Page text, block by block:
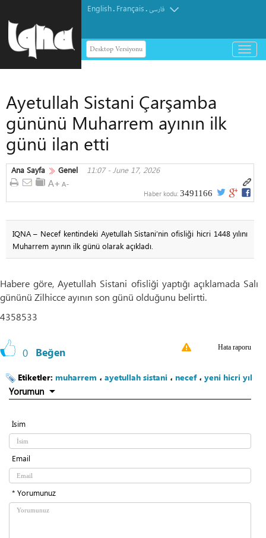
English. Français.فارسی
Desktop Versiyonu
باز
و
Ayetullah Sistani Çarşamba
gününü Muharrem ayının ilk
günü ilan etti
Ana Sayfa Genel 11:07 - June 17, 2026
Haber kodu: 3491166
IQNA – Necef kentindeki Ayetullah Sistani’nin ofisliği hicri 1448 yılını
Muharrem ayının ilk günü olarak açıkladı.
Habere göre, Ayetullah Sistani ofisliği yaptığı açıklamada Salı
gününü Zilhicce ayının son günü olduğunu belirtti.
4358533
0 Beğen Hata raporu
Etiketler: muharrem ، ayetullah sistani ، necef، yeni hicri yıl
Yorumun
İsim
Email
* Yorumunuz